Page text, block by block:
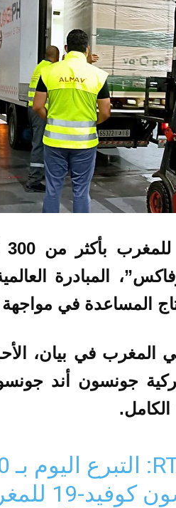
المبادرة
المساعدة في مواجهة
المغرب في بيان،
جونسون أند
:
للمغرب من خلال